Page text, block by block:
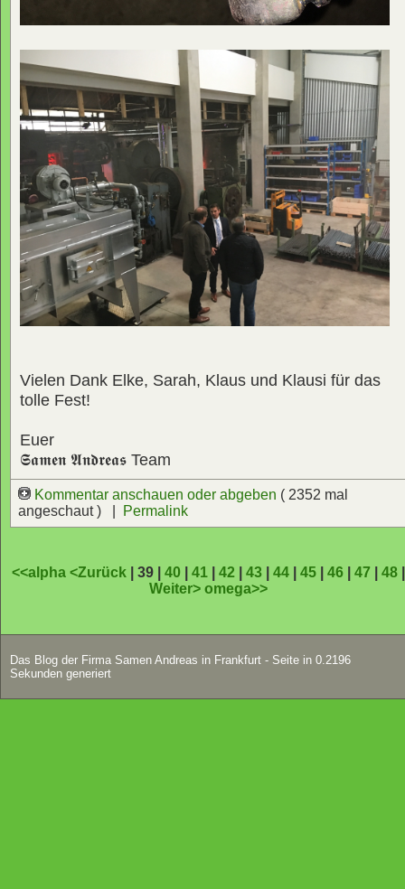
Vielen Dank Elke, Sarah, Klaus und Klausi für das
tolle Fest!
Euer
𝕾𝖆𝖒𝖊𝖓 𝕬𝖓𝖉𝖗𝖊𝖆𝖘 Team
Kommentar anschauen oder abgeben ( 2352 mal
angeschaut ) |
Permalink
<<alpha<Zurück | 39 |40 |41 |42 |43 |44 |45 |46 |47 |48
Weiter>omega>>
Das Blog der Firma Samen Andreas in Frankfurt - Seite in 0.2196
Sekunden generiert